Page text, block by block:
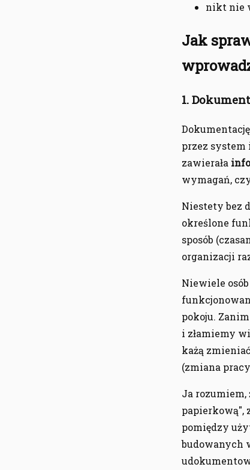
nikt nie
Jak
1.
przez system
zawierała
wymagań,
Niestety bez
określone
sposób
organizacji
Niewiele
pokoju.
i złamiemy
każą
(zmiana
Ja rozumiem,
papierkową",
pomiędzy
budowanych